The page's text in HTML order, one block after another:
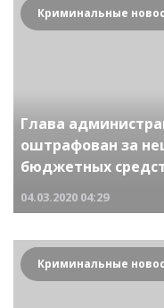
Глава
оштрафован за
бюджетных
04.03.2020 04:29